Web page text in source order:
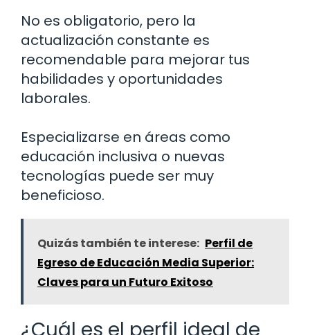
No es obligatorio, pero la
actualización constante es
recomendable para mejorar tus
habilidades y oportunidades
laborales.
Especializarse en áreas como
educación inclusiva o nuevas
tecnologías puede ser muy
beneficioso.
Quizás también te interese: Perfil de
Egreso de Educación Media Superior:
Claves para un Futuro Exitoso
¿Cuál es el perfil ideal de